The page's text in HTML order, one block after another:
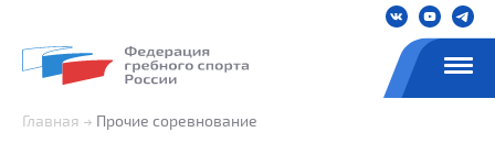
Главная Прочие соревнование